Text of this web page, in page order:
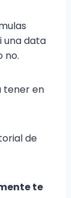
una data
no.
tener en
de
te